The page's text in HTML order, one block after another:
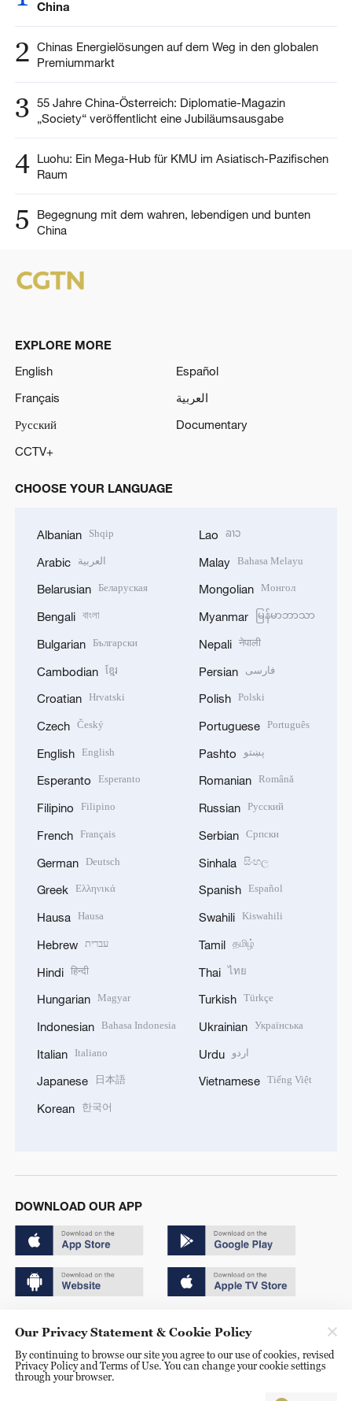
China
2 Chinas Energielösungen auf dem Weg in den globalen
Premiummarkt
3 55 Jahre China-Österreich: Diplomatie-Magazin
„Society“ veröffentlicht eine Jubiläumsausgabe
4 Luohu: Ein Mega-Hub für KMU im Asiatisch-Pazifischen
Raum
5
Begegnung mit dem wahren, lebendigen und bunten
China
EXPLORE MORE
English
Español
Français
العربية
Русский
Documentary
CCTV+
CHOOSE YOUR LANGUAGE
Albanian Shqip
Arabic العربية
Belarusian Беларуская
Bengali বাংলা
Bulgarian Български
Cambodian ខ្មែរ
Croatian Hrvatski
Czech Český
English English
Esperanto Esperanto
Filipino Filipino
French Français
German Deutsch
Greek Ελληνικά
Hausa Hausa
Hebrew עברית
Hindi हिन्दी
Hungarian Magyar
Indonesian Bahasa Indonesia
Italian Italiano
Japanese 日本語
Korean 한국어
Lao ລາວ
Malay Bahasa Melayu
Mongolian Монгол
Myanmar မြန်မာဘာသာ
Nepali नेपाली
Persian فارسی
Polish Polski
Portuguese Português
Pashto پښتو
Romanian Română
Russian Русский
Serbian Српски
Sinhala සිංහල
Spanish Español
Swahili Kiswahili
Tamil தமிழ்
Thai ไทย
Turkish Türkçe
Ukrainian Українська
Urdu اردو
Vietnamese Tiếng Việt
DOWNLOAD OUR APP
京ICP备20000184号
京公网安备 11010502050052号
Our Privacy Statement & Cookie Policy
By continuing to browse our site you agree to our use of cookies, revised
Privacy Policy and Terms of Use. You can change your cookie settings
through your browser.